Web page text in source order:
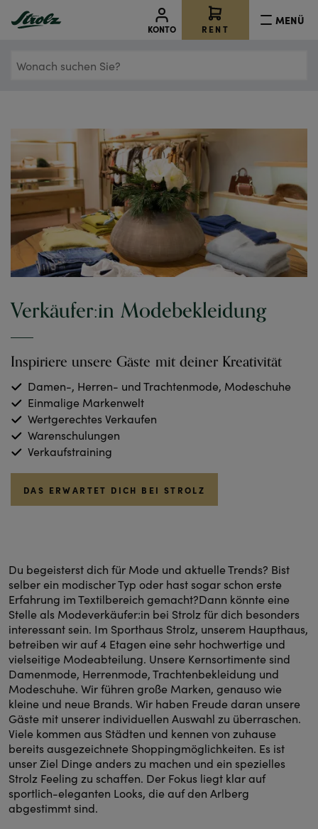
KONTO RENT
MENÜ
Wonach
Verkäufer:in Modebekleidung
Inspiriere unsere Gäste mit deiner Kreativität
Damen-, Herren- und Trachtenmode, Modeschuhe
Einmalige Markenwelt
Wertgerechtes Verkaufen
Warenschulungen
Verkaufstraining
DAS ERWARTET DICH BEI STROLZ
Du begeisterst dich für Mode und aktuelle Trends? Bist
selber ein modischer Typ oder hast sogar schon erste
Erfahrung im Textilbereich gemacht?Dann könnte eine
Stelle als Modeverkäufer:in bei Strolz für dich besonders
interessant sein. Im Sporthaus Strolz, unserem Haupthaus,
betreiben wir auf 4 Etagen eine sehr hochwertige und
vielseitige Modeabteilung. Unsere Kernsortimente sind
Damenmode, Herrenmode, Trachtenbekleidung und
Modeschuhe. Wir führen große Marken, genauso wie
kleine und neue Brands. Wir haben Freude daran unsere
Gäste mit unserer individuellen Auswahl zu überraschen.
Viele kommen aus Städten und kennen von zuhause
bereits ausgezeichnete Shoppingmöglichkeiten. Es ist
unser Ziel Dinge anders zu machen und ein spezielles
Strolz Feeling zu schaffen. Der Fokus liegt klar auf
sportlich-eleganten Looks, die auf den Arlberg
abgestimmt sind.